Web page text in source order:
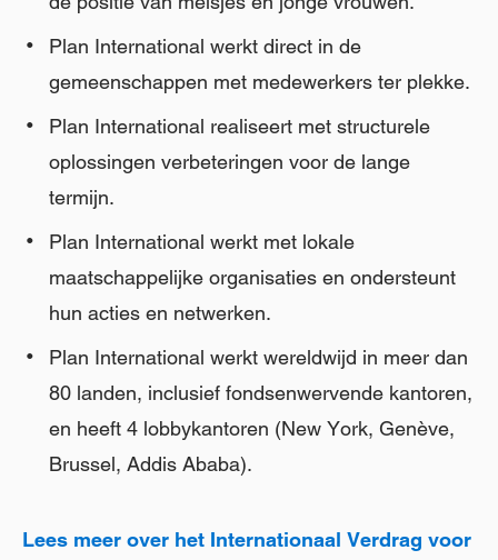
Plan International werkt direct in de
gemeenschappen met medewerkers ter plekke.
Plan International realiseert met structurele
oplossingen verbeteringen voor de lange
termijn.
Plan International werkt met lokale
maatschappelijke organisaties en ondersteunt
hun acties en netwerken.
Plan International werkt wereldwijd in meer dan
80 landen, inclusief fondsenwervende kantoren,
en heeft 4 lobbykantoren (New York, Genève,
Brussel, Addis Ababa).
Lees meer over het Internationaal Verdrag voor